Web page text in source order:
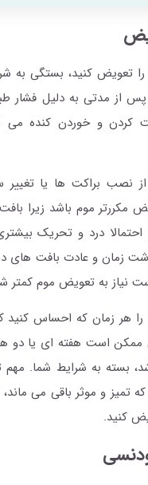
تعویض کنید، بستگی به
پس از مدتی به دلیل فشار
کردن و خوردن کنده می
نصب براکت ها یا تغییر
مکررتر موم باشد زیرا
احتمالا درد و تحریک
زمان و عادت بافت های
نیاز به تعویض موم کمتر
هر زمان که احساس کنید
ممکن است هفته ای یا دو
بسته به شرایط شما.
تمیز و موثر باقی می ماند،
کنید.